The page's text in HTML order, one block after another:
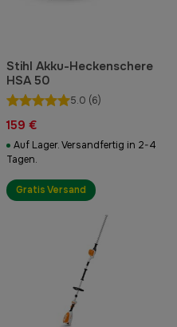
Stihl Akku-Heckenschere
HSA 50
5.0 (6)
159 €
Auf Lager. Versandfertig in 2-4
Tagen.
Gratis Versand